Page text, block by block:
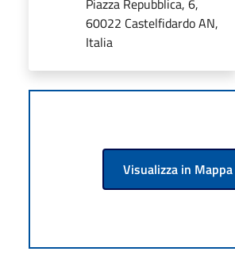
60022 Castelfidardo AN,
Italia
Visualizza in Mappa